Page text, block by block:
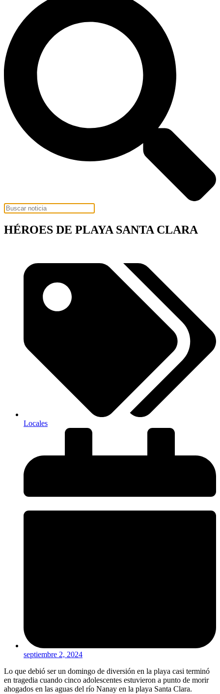
HÉROES DE PLAYA SANTA CLARA
Locales
septiembre 2, 2024
Lo que debió ser un domingo de diversión en la playa casi terminó
en tragedia cuando cinco adolescentes estuvieron a punto de morir
ahogados en las aguas del río Nanay en la playa Santa Clara.